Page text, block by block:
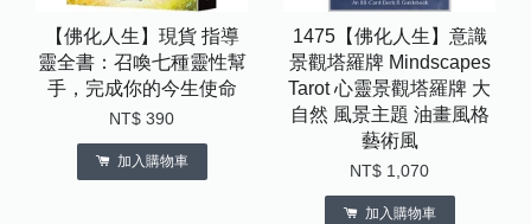
【佛化人生】現貨 指導
靈全書：召喚七種靈性幫
手，完成你的今生使命
NT$ 390
加入購物車
1475【佛化人生】意識
景觀塔羅牌 Mindscapes
Tarot 心靈景觀塔羅牌 大
自然 風景主題 油畫風格
藝術風
NT$ 1,070
加入購物車